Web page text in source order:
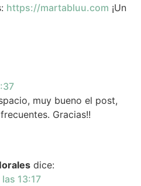
https://martabluu.com ¡Un
muy bueno el post,
Gracias!!
dice:
13:17